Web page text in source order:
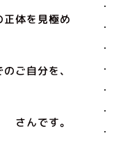
体を見極め
ご自分を、
さんです。